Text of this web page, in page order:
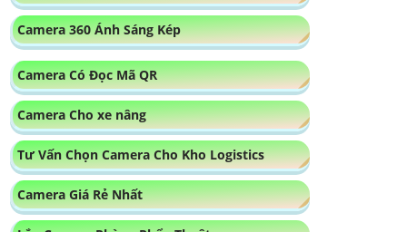
Camera 360 Ánh Sáng Kép
Camera Có Đọc Mã QR
Camera Cho xe nâng
Tư Vấn Chọn Camera Cho Kho Logistics
Camera Giá Rẻ Nhất